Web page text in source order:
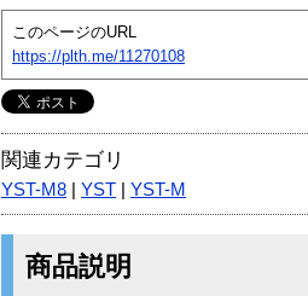
このページのURL
https://plth.me/11270108
関連カテゴリ
YST-M8 YST YST-M
商品説明